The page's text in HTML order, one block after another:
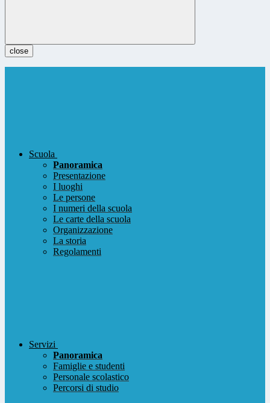
close
Scuola
Panoramica
Presentazione
I luoghi
Le persone
I numeri della scuola
Le carte della scuola
Organizzazione
La storia
Regolamenti
Servizi
Panoramica
Famiglie e studenti
Personale scolastico
Percorsi di studio